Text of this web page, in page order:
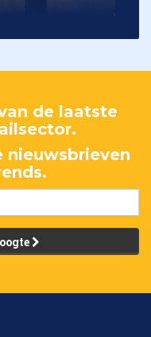
de laatste
nieuwsbrieven